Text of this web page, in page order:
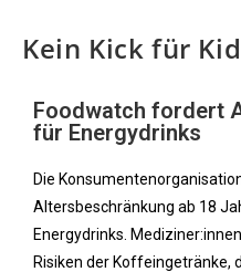
Kein Kick für
Foodwatch fordert
für Energydrinks
Die
Altersbeschränkung ab 18
Energydrinks.
Risiken der Koffeingetränke,